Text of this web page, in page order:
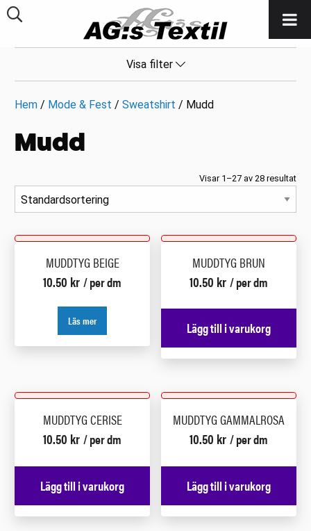
Visa filter
Hem / Mode & Fest /Sweatshirt / Mudd
Mudd
Visar 1–27 av 28 resultat
MUDDTYG BEIGE
10.50 kr / per dm
Läs mer
MUDDTYG BRUN
10.50 kr / per dm
Lägg till i varukorg
MUDDTYG CERISE
10.50 kr / per dm
Lägg till i varukorg
MUDDTYG GAMMALROSA
10.50 kr / per dm
Lägg till i varukorg